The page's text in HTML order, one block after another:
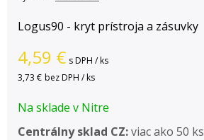
Logus90 - kryt prístroja a zásuvky
4,59 € s DPH / ks
3,73 € bez DPH / ks
Na sklade v Nitre
Centrálny sklad CZ:viac ako 50 ks